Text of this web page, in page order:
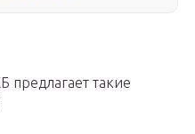
предлагает такие